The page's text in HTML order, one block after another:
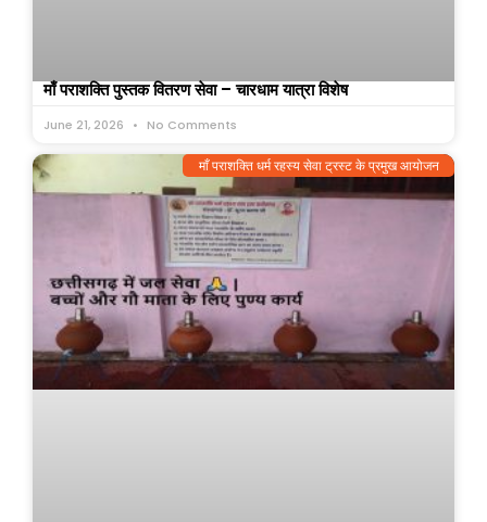
माँ पराशक्ति पुस्तक वितरण सेवा – चारधाम यात्रा विशेष
June 21, 2026 No Comments
माँ पराशक्ति धर्म रहस्य सेवा ट्रस्ट के प्रमुख आयोजन